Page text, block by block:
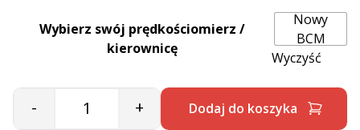
Wybierz swój prędkościomierz /
kierownicę
Nowy
BCM
Wyczyść
Quantity
- + Dodaj do koszyka